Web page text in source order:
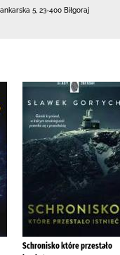
5 23-400 Biłgoraj
Schronisko które przestało